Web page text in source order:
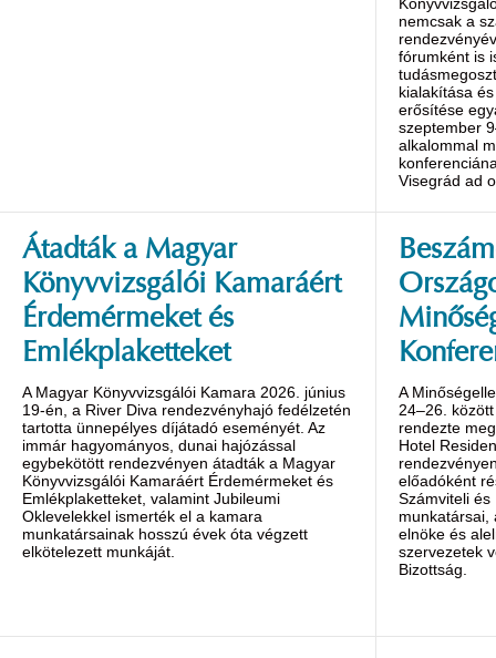
nemcsak a
fórumként is
kialakítása
erősítése
szeptember
alkalommal
Visegrád ad
Átadták a Magyar
Könyvvizsgálói Kamaráért
Érdemérmeket és
Emlékplaketteket
A Magyar Könyvvizsgálói Kamara 2026. június
19-én, a River Diva rendezvényhajó fedélzetén
tartotta ünnepélyes díjátadó eseményét. Az
immár hagyományos, dunai hajózással
egybekötött rendezvényen átadták a Magyar
Könyvvizsgálói Kamaráért Érdemérmeket és
Emlékplaketteket, valamint Jubileumi
Oklevelekkel ismerték el a kamara
munkatársainak hosszú évek óta végzett
elkötelezett munkáját.
A
24–26.
rendezte
Hotel
előadóként
Számviteli és
munkatársai,
elnöke és
szervezetek
Bizottság.